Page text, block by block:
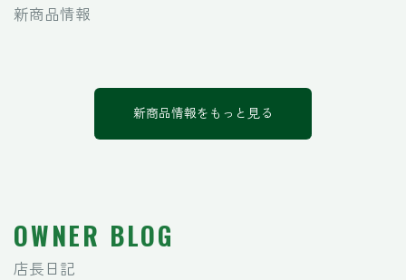
新商品情報
新商品情報をもっと見る
OWNER BLOG
店長日記